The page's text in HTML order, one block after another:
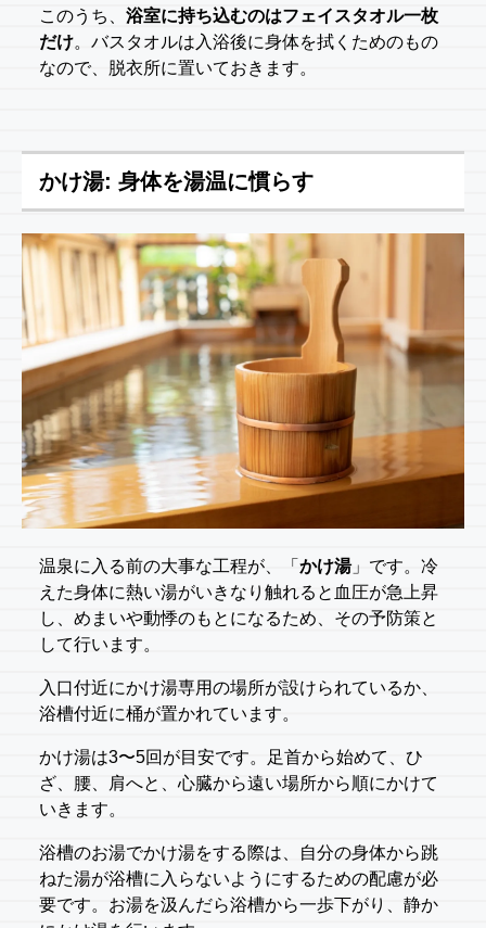
このうち、 浴室に持ち込むのはフェイスタオル一枚
だけ。バスタオルは入浴後に身体を拭くためのもの
なので、脱衣所に置いておきます。
かけ湯: 身体を湯温に慣らす
温泉に入る前の大事な工程が、「 かけ湯」です。冷
えた身体に熱い湯がいきなり触れると血圧が急上昇
し、めまいや動悸のもとになるため、その予防策と
して行います。
入口付近にかけ湯専用の場所が設けられているか、
浴槽付近に桶が置かれています。
かけ湯は3〜5回が目安です。足首から始めて、ひ
ざ、腰、肩へと、心臓から遠い場所から順にかけて
いきます。
浴槽のお湯でかけ湯をする際は、自分の身体から跳
ねた湯が浴槽に入らないようにするための配慮が必
要です。お湯を汲んだら浴槽から一歩下がり、静か